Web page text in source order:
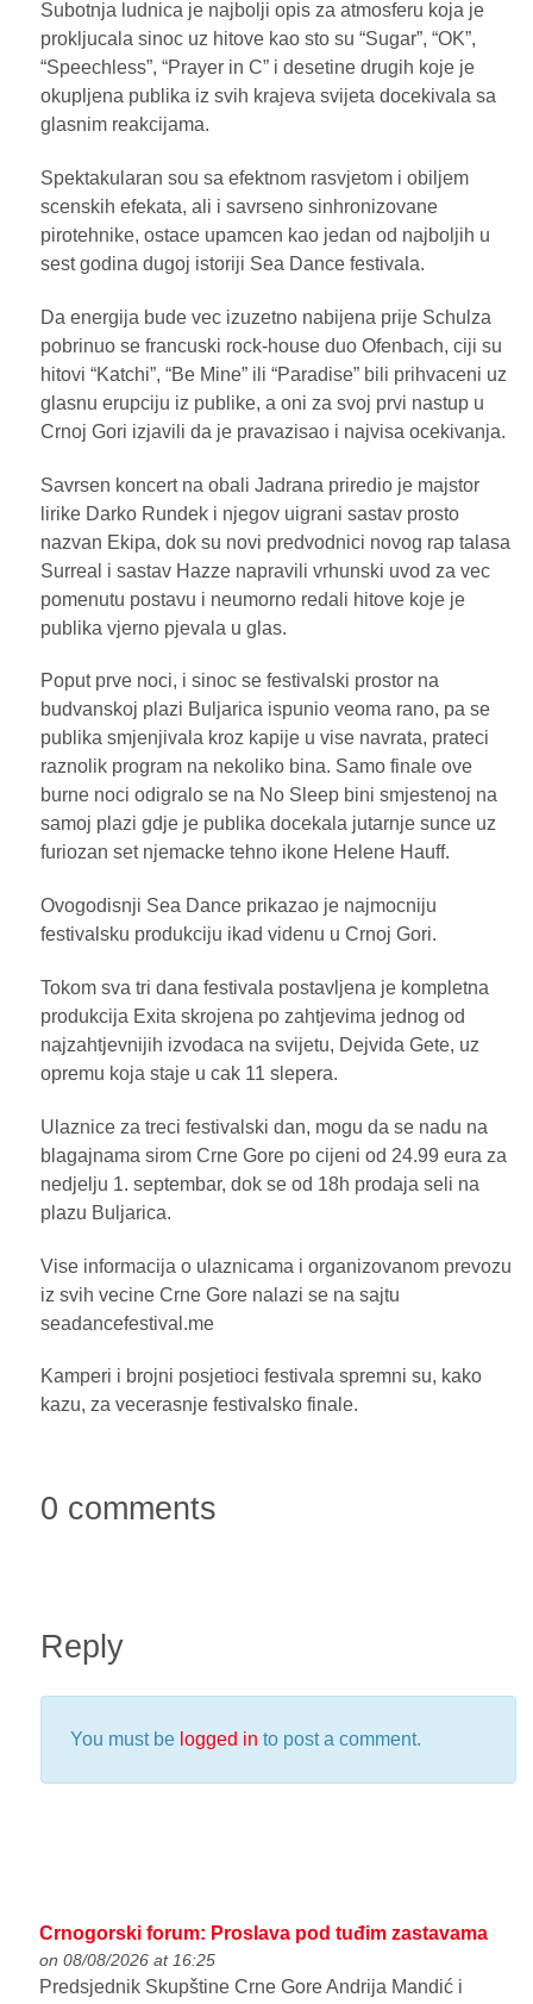
Subotnja ludnica je najbolji opis za atmosferu koja je
prokljucala sinoc uz hitove kao sto su “Sugar”, “OK”,
“Speechless”, “Prayer in C” i desetine drugih koje je
okupljena publika iz svih krajeva svijeta docekivala sa
glasnim reakcijama.
Spektakularan sou sa efektnom rasvjetom i obiljem
scenskih efekata, ali i savrseno sinhronizovane
pirotehnike, ostace upamcen kao jedan od najboljih u
sest godina dugoj istoriji Sea Dance festivala.
Da energija bude vec izuzetno nabijena prije Schulza
pobrinuo se francuski rock-house duo Ofenbach, ciji su
hitovi “Katchi”, “Be Mine” ili “Paradise” bili prihvaceni uz
glasnu erupciju iz publike, a oni za svoj prvi nastup u
Crnoj Gori izjavili da je pravazisao i najvisa ocekivanja.
Savrsen koncert na obali Jadrana priredio je majstor
lirike Darko Rundek i njegov uigrani sastav prosto
nazvan Ekipa, dok su novi predvodnici novog rap talasa
Surreal i sastav Hazze napravili vrhunski uvod za vec
pomenutu postavu i neumorno redali hitove koje je
publika vjerno pjevala u glas.
Poput prve noci, i sinoc se festivalski prostor na
budvanskoj plazi Buljarica ispunio veoma rano, pa se
publika smjenjivala kroz kapije u vise navrata, prateci
raznolik program na nekoliko bina. Samo finale ove
burne noci odigralo se na No Sleep bini smjestenoj na
samoj plazi gdje je publika docekala jutarnje sunce uz
furiozan set njemacke tehno ikone Helene Hauff.
Ovogodisnji Sea Dance prikazao je najmocniju
festivalsku produkciju ikad videnu u Crnoj Gori.
Tokom sva tri dana festivala postavljena je kompletna
produkcija Exita skrojena po zahtjevima jednog od
najzahtjevnijih izvodaca na svijetu, Dejvida Gete, uz
opremu koja staje u cak 11 slepera.
Ulaznice za treci festivalski dan, mogu da se nadu na
blagajnama sirom Crne Gore po cijeni od 24.99 eura za
nedjelju 1. septembar, dok se od 18h prodaja seli na
plazu Buljarica.
Vise informacija o ulaznicama i organizovanom prevozu
iz svih vecine Crne Gore nalazi se na sajtu
seadancefestival.me
Kamperi i brojni posjetioci festivala spremni su, kako
kazu, za vecerasnje festivalsko finale.
0 comments
Reply
You must be logged in to post a comment.
Crnogorski forum: Proslava pod tuđim zastavama
on 08/08/2026 at 16:25
Predsjednik Skupštine Crne Gore Andrija Mandić i